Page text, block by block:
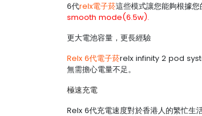
6代relx電子菸這些模式讓您能夠根據您
smooth mode(6.5w).
更大電池容量，更長經驗
Relx 6代電子菸relx infinity 2 pod
無需擔心電量不足。
極速充電
Relx 6代充電速度對於香港人的繁忙生